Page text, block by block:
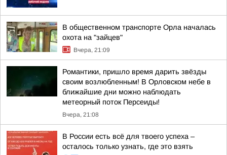
В общественном транспорте Орла началась
охота на "зайцев"
Вчера, 21:09
Романтики, пришло время дарить звёзды
своим возлюбленным! В Орловском небе в
ближайшие дни можно наблюдать
метеорный поток Персеиды!
Вчера, 21:08
В России есть всё для твоего успеха –
осталось только узнать, где это взять